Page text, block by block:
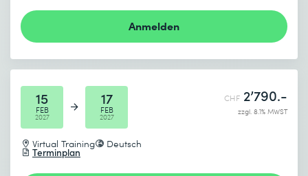
Anmelden
15
FEB
2027
17
FEB
2027
Virtual Training Deutsch
Terminplan
CHF 2’790.-
zzgl. 8.1% MWST